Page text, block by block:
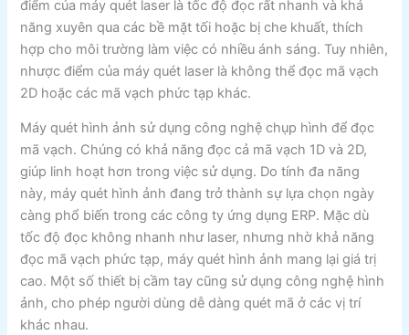
điểm của máy quét laser là tốc độ đọc rất nhanh và khả
năng xuyên qua các bề mặt tối hoặc bị che khuất, thích
hợp cho môi trường làm việc có nhiều ánh sáng. Tuy nhiên,
nhược điểm của máy quét laser là không thể đọc mã vạch
2D hoặc các mã vạch phức tạp khác.
Máy quét hình ảnh sử dụng công nghệ chụp hình để đọc
mã vạch. Chúng có khả năng đọc cả mã vạch 1D và 2D,
giúp linh hoạt hơn trong việc sử dụng. Do tính đa năng
này, máy quét hình ảnh đang trở thành sự lựa chọn ngày
càng phổ biến trong các công ty ứng dụng ERP. Mặc dù
tốc độ đọc không nhanh như laser, nhưng nhờ khả năng
đọc mã vạch phức tạp, máy quét hình ảnh mang lại giá trị
cao. Một số thiết bị cầm tay cũng sử dụng công nghệ hình
ảnh, cho phép người dùng dễ dàng quét mã ở các vị trí
khác nhau.